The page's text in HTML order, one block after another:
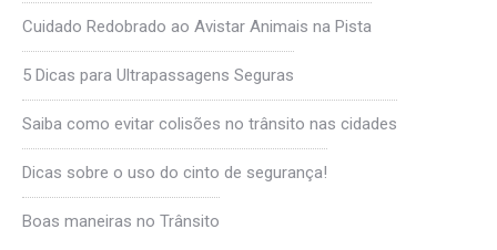
Cuidado Redobrado ao Avistar Animais na Pista
5 Dicas para Ultrapassagens Seguras
Saiba como evitar colisões no trânsito nas cidades
Dicas sobre o uso do cinto de segurança!
Boas maneiras no Trânsito